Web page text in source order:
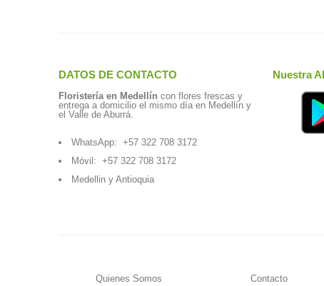
DATOS DE CONTACTO
Floristería en Medellín con flores frescas y
entrega a domicilio el mismo día en Medellín y
el Valle de Aburrá.
WhatsApp: +57 322 708 3172
Móvil: +57 322 708 3172
Medellin y Antioquia
Nuestra
Quienes Somos Contacto